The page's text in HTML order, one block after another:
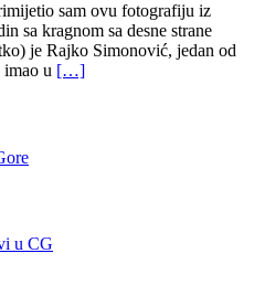
sam ovu fotografiju iz
sa kragnom sa desne strane
je Rajko Simonović, jedan od
u […]